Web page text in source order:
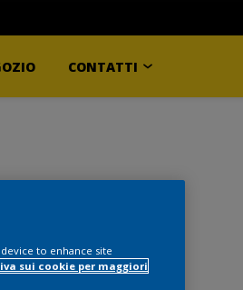
CONTATTI
to enhance site
sui cookie per maggiori